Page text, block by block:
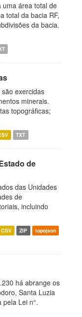
uma área total de
total da bacia RF,
da bacia.
exercidas
minerais.
topográficas;
TXT
de
das Unidades
de
incluindo
CSV ZIP
topojson
há abrange os
Santa Luzia
Lei n°.